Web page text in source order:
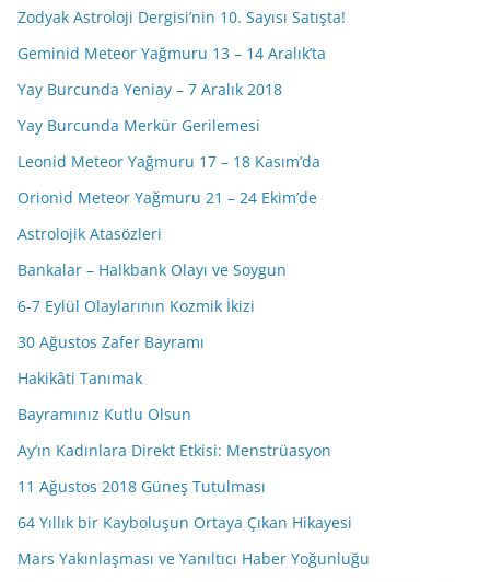
Zodyak Astroloji Dergisi’nin 10. Sayısı Satışta!
Geminid Meteor Yağmuru 13 – 14 Aralık’ta
Yay Burcunda Yeniay – 7 Aralık 2018
Yay Burcunda Merkür Gerilemesi
Leonid Meteor Yağmuru 17 – 18 Kasım’da
Orionid Meteor Yağmuru 21 – 24 Ekim’de
Astrolojik Atasözleri
Bankalar – Halkbank Olayı ve Soygun
6-7 Eylül Olaylarının Kozmik İkizi
30 Ağustos Zafer Bayramı
Hakikâti Tanımak
Bayramınız Kutlu Olsun
Ay’ın Kadınlara Direkt Etkisi: Menstrüasyon
11 Ağustos 2018 Güneş Tutulması
64 Yıllık bir Kayboluşun Ortaya Çıkan Hikayesi
Mars Yakınlaşması ve Yanıltıcı Haber Yoğunluğu